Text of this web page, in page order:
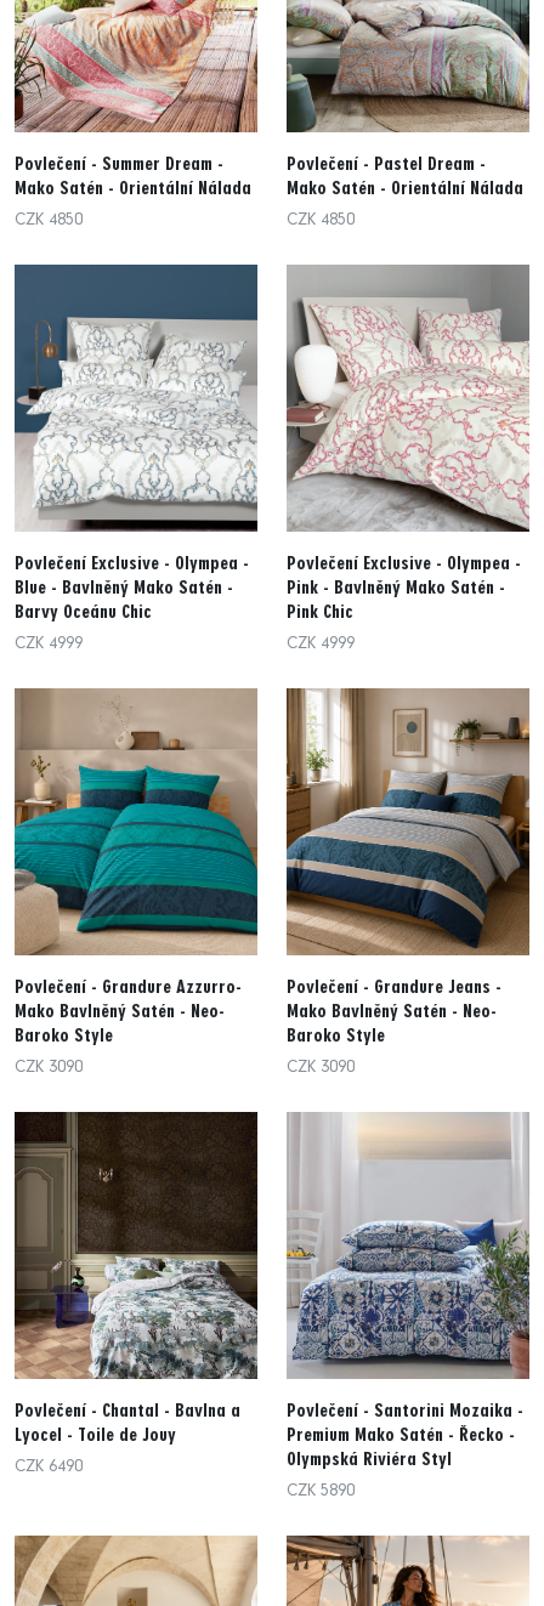
Povlečení - Summer Dream -
Mako Satén - Orientální Nálada
CZK 4850
Povlečení - Pastel Dream -
Mako Satén - Orientální Nálada
CZK 4850
Povlečení Exclusive - Olympea -
Blue - Bavlněný Mako Satén -
Barvy Oceánu Chic
CZK 4999
Povlečení Exclusive - Olympea -
Pink - Bavlněný Mako Satén -
Pink Chic
CZK 4999
Povlečení - Grandure Azzurro-
Mako Bavlněný Satén - Neo-
Baroko Style
CZK 3090
Povlečení - Grandure Jeans -
Mako Bavlněný Satén - Neo-
Baroko Style
CZK 3090
Povlečení - Chantal - Bavlna a
Lyocel - Toile de Jouy
CZK 6490
Povlečení - Santorini Mozaika -
Premium Mako Satén - Řecko -
Olympská Riviéra Styl
CZK 5890